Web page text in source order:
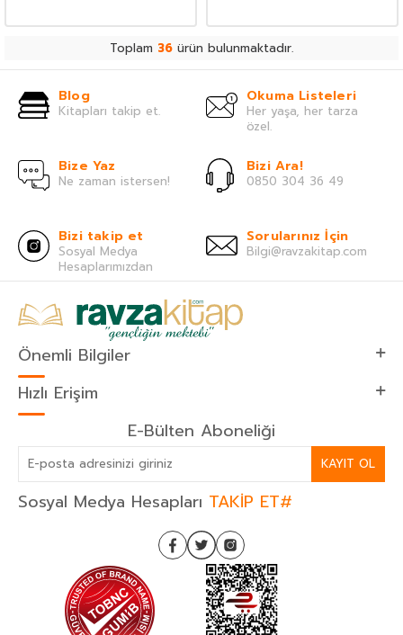
Toplam 36 ürün bulunmaktadır.
Blog
Kitapları takip et.
Okuma Listeleri
Her yaşa, her tarza
özel.
Bize Yaz
Ne zaman istersen!
Bizi Ara!
0850 304 36 49
Bizi takip et
Sosyal Medya
Hesaplarımızdan
Sorularınız İçin
Bilgi@ravzakitap.com
Önemli Bilgiler
Hızlı Erişim
E-Bülten Aboneliği
KAYIT OL
Sosyal Medya Hesapları TAKİP ET#